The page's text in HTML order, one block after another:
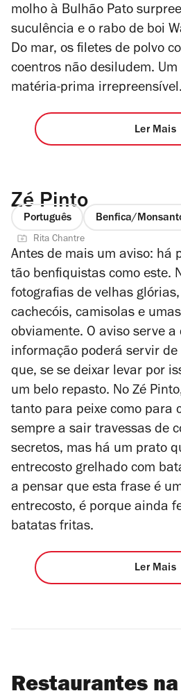
molho à Bulhão Pato
suculência e o rabo de boi
Do mar, os filetes de polvo
coentros não desiludem.
matéria-prima irrepreensível.
Ler Mais
Zé Pinto
Português Benfica/
Rita Chantre
Antes de mais um aviso: há
tão benfiquistas como este.
fotografias de velhas
cachecóis, camisolas e
obviamente. O aviso serve a
informação poderá servir de
que, se se deixar levar por
um belo repasto. No Zé
tanto para peixe como para
sempre a sair travessas de
secretos, mas há um prato
entrecosto grelhado com
a pensar que esta frase é
entrecosto, é porque ainda
batatas fritas.
Ler Mais
Restaurantes